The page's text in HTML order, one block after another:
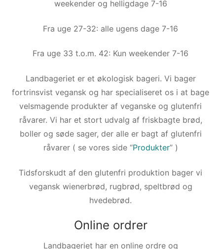
weekender og helligdage 7-16
Fra uge 27-32: alle ugens dage 7-16
Fra uge 33 t.o.m. 42: Kun weekender 7-16
Landbageriet er et økologisk bageri. Vi bager
fortrinsvist vegansk og har specialiseret os i at bage
velsmagende produkter af veganske og glutenfri
råvarer. Vi har et stort udvalg af friskbagte brød,
boller og søde sager, der alle er bagt af glutenfri
råvarer ( se vores side “Produkter” )
Tidsforskudt af den glutenfri produktion bager vi
vegansk wienerbrød, rugbrød, speltbrød og
hvedebrød.
Online ordrer
Landbageriet har en online ordre og